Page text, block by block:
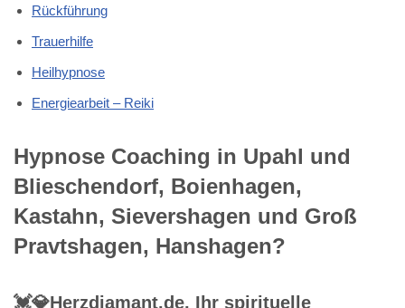
Rückführung
Trauerhilfe
Heilhypnose
Energiearbeit – Reiki
Hypnose Coaching in Upahl und
Blieschendorf, Boienhagen,
Kastahn, Sievershagen und Groß
Pravtshagen, Hanshagen?
💓️💎Herzdiamant.de, Ihr spirituelle